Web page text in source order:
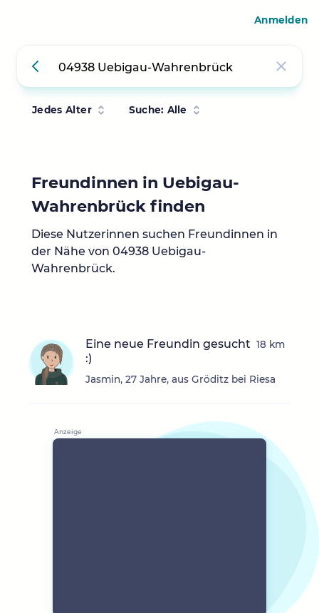
Jedes Alter Suche: Alle
Freundinnen in Uebigau-
Wahrenbrück finden
Diese Nutzerinnen suchen Freundinnen in
der Nähe von 04938 Uebigau-
Wahrenbrück.
Eine neue Freundin gesucht
:)
Jasmin, 27 Jahre, aus Gröditz bei Riesa
18 km
Anmelden